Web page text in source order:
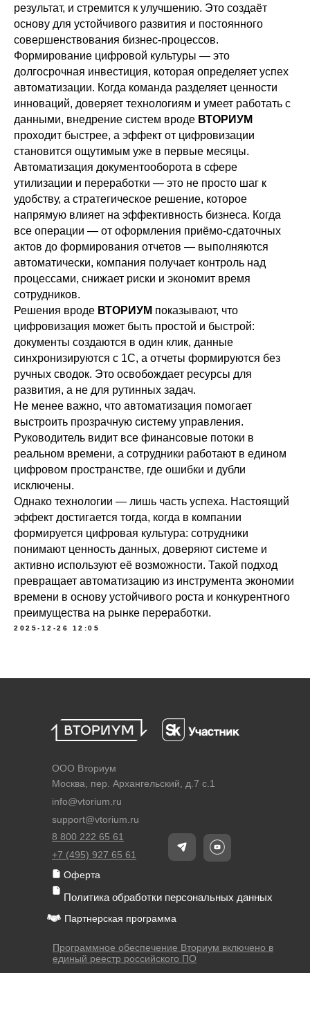
результат, и стремится к улучшению. Это создаёт
основу для устойчивого развития и постоянного
совершенствования бизнес-процессов.
Формирование цифровой культуры — это
долгосрочная инвестиция, которая определяет успех
автоматизации. Когда команда разделяет ценности
инноваций, доверяет технологиям и умеет работать с
данными, внедрение систем вроде ВТОРИУМ
проходит быстрее, а эффект от цифровизации
становится ощутимым уже в первые месяцы.
Автоматизация документооборота в сфере
утилизации и переработки — это не просто шаг к
удобству, а стратегическое решение, которое
напрямую влияет на эффективность бизнеса. Когда
все операции — от оформления приёмо-сдаточных
актов до формирования отчетов — выполняются
автоматически, компания получает контроль над
процессами, снижает риски и экономит время
сотрудников.
Решения вроде ВТОРИУМ показывают, что
цифровизация может быть простой и быстрой:
документы создаются в один клик, данные
синхронизируются с 1С, а отчеты формируются без
ручных сводок. Это освобождает ресурсы для
развития, а не для рутинных задач.
Не менее важно, что автоматизация помогает
выстроить прозрачную систему управления.
Руководитель видит все финансовые потоки в
реальном времени, а сотрудники работают в едином
цифровом пространстве, где ошибки и дубли
исключены.
Однако технологии — лишь часть успеха. Настоящий
эффект достигается тогда, когда в компании
формируется цифровая культура: сотрудники
понимают ценность данных, доверяют системе и
активно используют её возможности. Такой подход
превращает автоматизацию из инструмента экономии
времени в основу устойчивого роста и конкурентного
преимущества на рынке переработки.
2025-12-26 12:05
8 800 222 65 61
+7 (495) 927 65 61
Москва, пер. Архангельский, д.7 с.1
ООО Вториум
info@vtorium.ru
support@vtorium.ru
Партнерская программа
Программное обеспечение Вториум включено в
единый реестр российского ПО
Оферта
Политика обработки персональных данных